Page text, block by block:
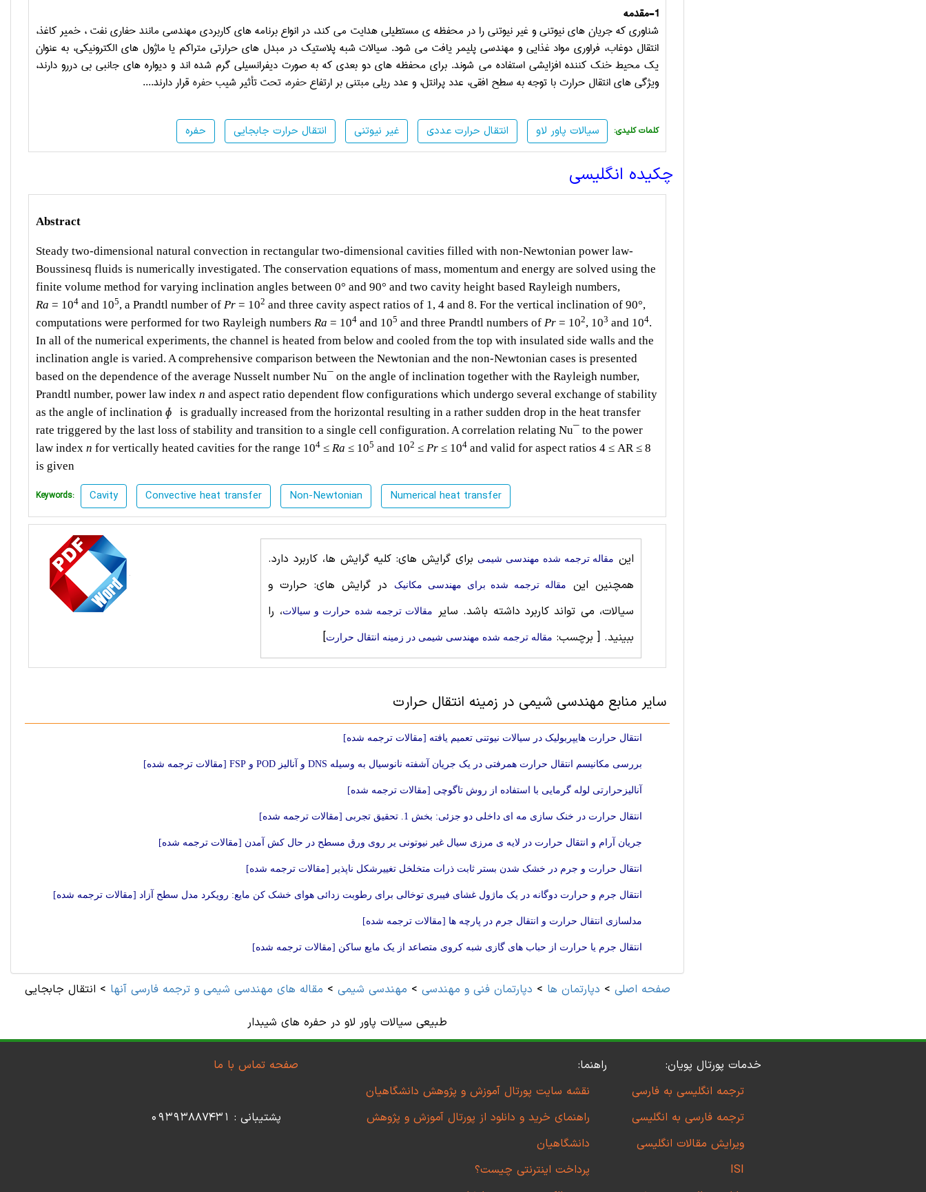
1-مقدمه
شناوری که جریان های نیوتنی و غیر نیوتنی را در محفظه ی مستطیلی هدایت می کند، در انواع برنامه های کاربردی مهندسی مانند حفاری نفت ، خمیر کاغذ،
انتقال دوغاب، فراوری مواد غذایی و مهندسی پلیمر یافت می شود. سیالات شبه پلاستیک در مبدل های حرارتی متراکم یا ماژول های الکترونیکی، به عنوان
یک محیط خنک کننده افزایشی استفاده می شوند. برای محفظه های دو بعدی که به صورت دیفرانسیلی گرم شده اند و دیواره های جانبی بی دررو دارند،
ویژگی های انتقال حرارت با توجه به سطح افقی، عدد پرانتل، و عدد ریلی مبتنی بر ارتفاعحفره، تحت تأثیر شیبحفره قرار دارند....
حفره انتقال حرارت جابجایی غیر نیوتنی انتقال حرارت عددی سیالات پاور لاو :کلمات کلیدی
چکیده انگلیسی
Abstract
Steady two-dimensional natural convection in rectangular two-dimensional cavities filled with non-Newtonian power law-
Boussinesq fluids is numerically investigated. The conservation equations of mass, momentum and energy are solved using the
finite volume method for varying inclination angles between 0° and 90° and two cavity height based Rayleigh numbers,
Ra = 104 and 105, a Prandtl number of Pr = 102 and three cavity aspect ratios of 1, 4 and 8. For the vertical inclination of 90°,
computations were performed for two Rayleigh numbers Ra = 104 and 105 and three Prandtl numbers of Pr = 102, 103 and 104.
In all of the numerical experiments, the channel is heated from below and cooled from the top with insulated side walls and the
inclination angle is varied. A comprehensive comparison between the Newtonian and the non-Newtonian cases is presented
based on the dependence of the average Nusselt number Nu¯ on the angle of inclination together with the Rayleigh number,
Prandtl number, power law index n and aspect ratio dependent flow configurations which undergo several exchange of stability
as the angle of inclination ɸ
is gradually increased from the horizontal resulting in a rather sudden drop in the heat transfer
rate triggered by the last loss of stability and transition to a single cell configuration. A correlation relating Nu¯ to the power
law index n for vertically heated cavities for the range 104 ≤ Ra ≤ 105 and 102 ≤ Pr ≤ 104 and valid for aspect ratios 4 ≤ AR ≤ 8
is given
Keywords: Cavity Convective heat transfer Non-Newtonian Numerical heat transfer
این مقاله ترجمه شده مهندسی شیمی برای گرایش های: کلیه گرایش ها، کاربرد دارد.
همچنین این
مقاله ترجمه شده برای مهندسی مکانیک
در گرایش های: حرارت‌ و
سیالات، می تواند کاربرد داشته باشد. سایر
مقالات ترجمه شده حرارت‌ و سیالات، را
ببینید. [ برچسب: مقاله ترجمه شده مهندسی شیمی در زمینه انتقال حرارت]
سایر منابع مهندسی شیمی در زمینه انتقال حرارت
انتقال حرارت هایپربولیک در سیالات نیوتنی تعمیم یافته [مقالات ترجمه شده]
بررسی مکانیسم انتقال حرارت همرفتی در یک جریان آشفته نانوسیال به وسیله DNS و آنالیز POD و FSP [مقالات ترجمه شده]
آنالیزحرارتی لوله گرمایی با استفاده از روش تاگوچی [مقالات ترجمه شده]
انتقال حرارت در خنک سازی مه ای داخلی دو جزئی: بخش 1. تحقیق تجربی [مقالات ترجمه شده]
جریان آرام و انتقال حرارت در لایه ی مرزی سیال غیر نیوتونی یر روی ورق مسطح در حال کش آمدن [مقالات ترجمه شده]
انتقال حرارت و جرم در خشک شدن بستر ثابت ذرات متخلخل تغییرشکل ناپذیر [مقالات ترجمه شده]
انتقال جرم و حرارت دوگانه در یک ماژول غشای فیبری توخالی برای رطوبت زدائی هوای خشک کن مایع: رویکرد مدل سطح آزاد [مقالات ترجمه شده]
مدلسازی انتقال حرارت و انتقال جرم در پارچه ها [مقالات ترجمه شده]
انتقال جرم یا حرارت از حباب های گازی شبه کروی متصاعد از یک مایع ساکن [مقالات ترجمه شده]
صفحه اصلی > دپارتمان ها > دپارتمان فنی و مهندسی > مهندسی شیمی > مقاله های مهندسی شیمی و ترجمه فارسی آنها > انتقال جابجایی
طبیعی سیالات پاور لاو در حفره های شیبدار
خدمات پورتال پویان:
ترجمه انگلیسی به فارسی
ترجمه فارسی به انگلیسی
ویرایش مقالات انگلیسی
ISI
راهنما:
نقشه سایت پورتال آموزش و پژوهش دانشگاهیان
راهنمای خرید و دانلود از پورتال آموزش و پژوهش
دانشگاهیان
پرداخت اینترنتی چیست؟
صفحه تماس با ما
پشتیبانی : 09393887431